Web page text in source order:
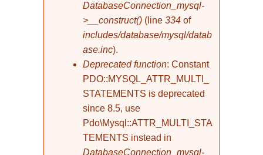
DatabaseConnection_mysql-
>__construct() (line 334 of
includes/database/mysql/datab
ase.inc).
Deprecated function: Constant
PDO::MYSQL_ATTR_MULTI_
STATEMENTS is deprecated
since 8.5, use
Pdo\Mysql::ATTR_MULTI_STA
TEMENTS instead in
DatabaseConnection_mysql-